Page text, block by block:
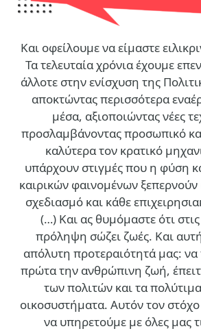
Και οφείλουμε να είμαστε
Τα τελευταία χρόνια έχουμε
άλλοτε στην ενίσχυση της
αποκτώντας περισσότερα
μέσα, αξιοποιώντας νέες
προσλαμβάνοντας προσωπικό
καλύτερα τον κρατικό
υπάρχουν στιγμές που η φύση
καιρικών φαινομένων
σχεδιασμό και κάθε
(…) Και ας θυμόμαστε ότι
πρόληψη σώζει ζωές. Και
απόλυτη προτεραιότητά μας:
πρώτα την ανθρώπινη ζωή,
των πολιτών και τα
οικοσυστήματα. Αυτόν τον
να υπηρετούμε με όλες μας